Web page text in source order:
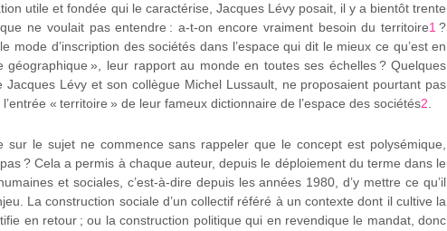
utile et fondée qui le caractérise, Jacques Lévy posait, il y a bientôt trente
ne voulait pas entendre : a-t-on encore vraiment besoin du territoire1 ?
mode d’inscription des sociétés dans l’espace qui dit le mieux ce qu’est en
géographique », leur rapport au monde en toutes ses échelles ? Quelques
Jacques Lévy et son collègue Michel Lussault, ne proposaient pourtant pas
« territoire » de leur fameux dictionnaire de l’espace des sociétés2.
sur le sujet ne commence sans rappeler que le concept est polysémique,
? Cela a permis à chaque auteur, depuis le déploiement du terme dans le
et sociales, c’est-à-dire depuis les années 1980, d’y mettre ce qu’il
La construction sociale d’un collectif référé à un contexte dont il cultive la
en retour ; ou la construction politique qui en revendique le mandat, donc